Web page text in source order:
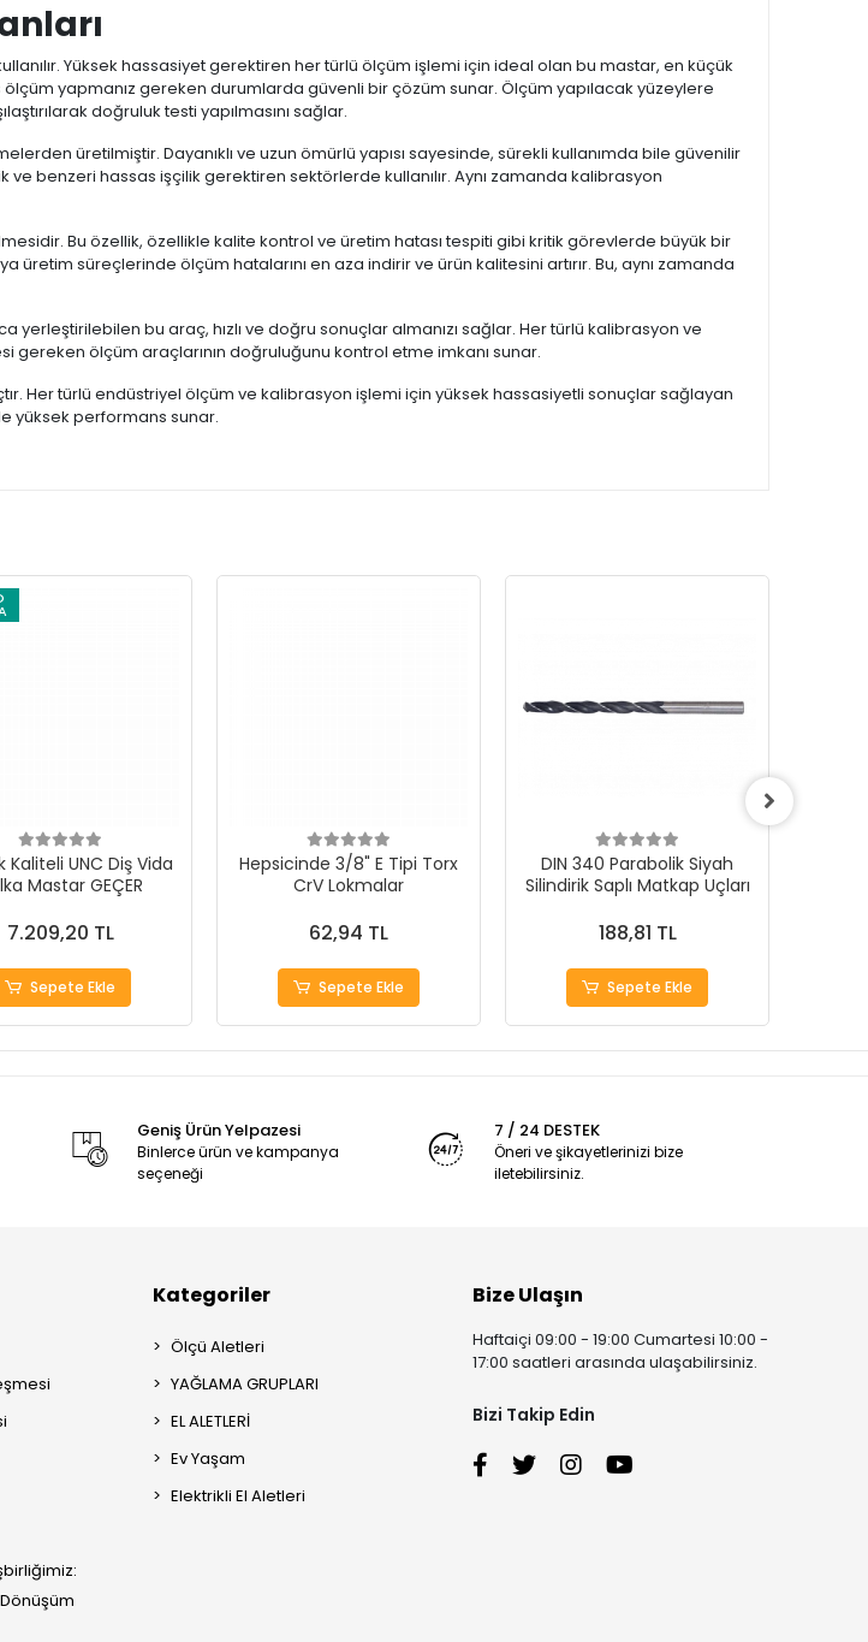
Yüksek hassasiyet gerektiren her türlü ölçüm işlemi için ideal olan bu mastar, en küçük
yapmanız gereken durumlarda güvenli bir çözüm sunar. Ölçüm yapılacak yüzeylere
doğruluk testi yapılmasını sağlar.
üretilmiştir. Dayanıklı ve uzun ömürlü yapısı sayesinde, sürekli kullanımda bile güvenilir
benzeri hassas işçilik gerektiren sektörlerde kullanılır. Aynı zamanda kalibrasyon
Bu özellik, özellikle kalite kontrol ve üretim hatası tespiti gibi kritik görevlerde büyük bir
üretim süreçlerinde ölçüm hatalarını en aza indirir ve ürün kalitesini artırır. Bu, aynı zamanda
yerleştirilebilen bu araç, hızlı ve doğru sonuçlar almanızı sağlar. Her türlü kalibrasyon ve
gereken ölçüm araçlarının doğruluğunu kontrol etme imkanı sunar.
Her türlü endüstriyel ölçüm ve kalibrasyon işlemi için yüksek hassasiyetli sonuçlar sağlayan
yüksek performans sunar.
Kaliteli UNC Diş Vida
Mastar GEÇER
7.209,20 TL
Sepete Ekle
Hepsicinde 3/8" E Tipi Torx
CrV Lokmalar
62,94 TL
Sepete Ekle
DIN 340 Parabolik Siyah
Silindirik Saplı Matkap Uçları
188,81 TL
Sepete Ekle
Geniş Ürün Yelpazesi
Binlerce ürün ve kampanya
seçeneği
7 / 24 DESTEK
Öneri ve şikayetlerinizi bize
iletebilirsiniz.
Kategoriler
Ölçü Aletleri
YAĞLAMA GRUPLARI
EL ALETLERİ
Ev Yaşam
Elektrikli El Aletleri
Bize Ulaşın
Haftaiçi 09:00 - 19:00 Cumartesi 10:00 -
17:00 saatleri arasında ulaşabilirsiniz.
Bizi Takip Edin